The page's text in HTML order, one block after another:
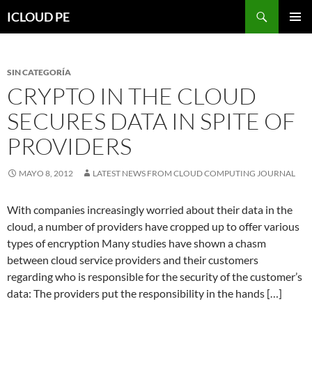
hacia
ICLOUD PE
SIN CATEGORÍA
CRYPTO IN THE CLOUD
SECURES DATA IN SPITE OF
PROVIDERS
MAYO 8, 2012 LATEST NEWS FROM CLOUD COMPUTING JOURNAL
With companies increasingly worried about their data in the
cloud, a number of providers have cropped up to offer various
types of encryption Many studies have shown a chasm
between cloud service providers and their customers
regarding who is responsible for the security of the customer’s
data: The providers put the responsibility in the hands […]